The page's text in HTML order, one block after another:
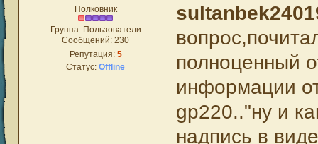
Полковник
Группа: Пользователи
Сообщений: 230
Репутация: 5
Статус: Offline
полноценный
информации
gp220.."ну и
надпись в